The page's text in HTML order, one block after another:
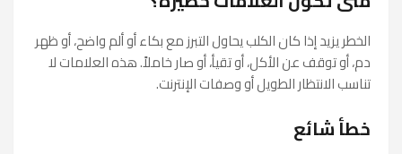
الخطر يزيد إذا كان الكلب يحاول التبرز مع بكاء أو ألم واضح، أو ظهر
دم، أو توقف عن الأكل، أو تقيأ، أو صار خاملاً. هذه العلامات لا
تناسب الانتظار الطويل أو وصفات الإنترنت.
خطأ شائع